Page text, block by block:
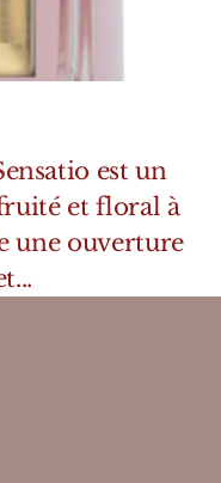
est un
et floral à
une ouverture